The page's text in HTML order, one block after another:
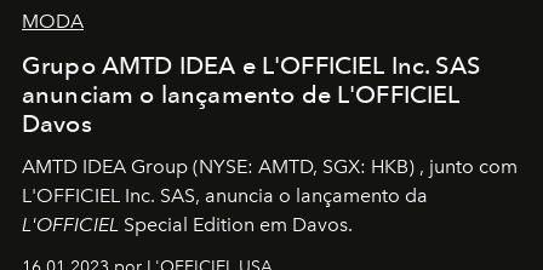
MODA
Grupo AMTD IDEA e L'OFFICIEL Inc. SAS
anunciam o lançamento de L'OFFICIEL
Davos
AMTD IDEA Group (NYSE: AMTD, SGX: HKB) , junto com
L'OFFICIEL Inc. SAS, anuncia o lançamento da
L'OFFICIEL Special Edition em Davos.